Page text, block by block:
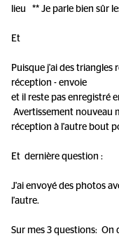
lieu ** Je parle bien sûr
Et
Puisque j'ai des
réception - envoie
et il reste pas enregistré
Avertissement nouveau
réception à l'autre bout
Et dernière question :
J'ai envoyé des photos
l'autre.
Sur mes 3 questions: On